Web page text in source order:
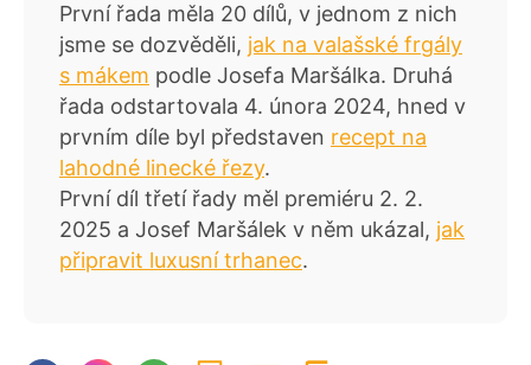
První řada měla 20 dílů, v jednom z nich
jsme se dozvěděli, jak na valašské frgály
s mákem podle Josefa Maršálka. Druhá
řada odstartovala 4. února 2024, hned v
prvním díle byl představen recept na
lahodné linecké řezy.
První díl třetí řady měl premiéru 2. 2.
2025 a Josef Maršálek v něm ukázal, jak
připravit luxusní trhanec.